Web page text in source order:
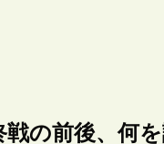
の前後、何